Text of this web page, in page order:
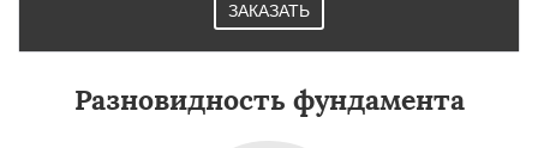
ЗАКАЗАТЬ
Разновидность фундамента